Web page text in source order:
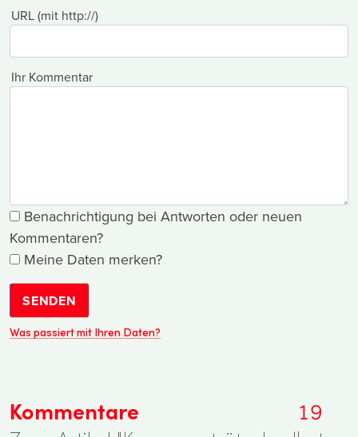
URL (mit http://)
Ihr Kommentar
Benachrichtigung bei Antworten oder neuen
Kommentaren?
Meine Daten merken?
SENDEN
Was passiert mit Ihren Daten?
Kommentare
19